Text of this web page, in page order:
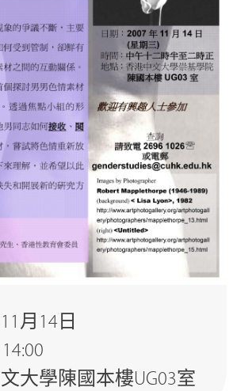
月14日
大學陳國本樓UG03室